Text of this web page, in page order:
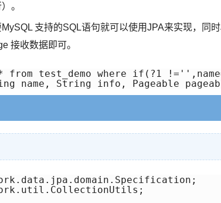
。
支持的SQL语句就可以使用JPA来实现，同
接收数据即可。
* from test_demo where if(?1